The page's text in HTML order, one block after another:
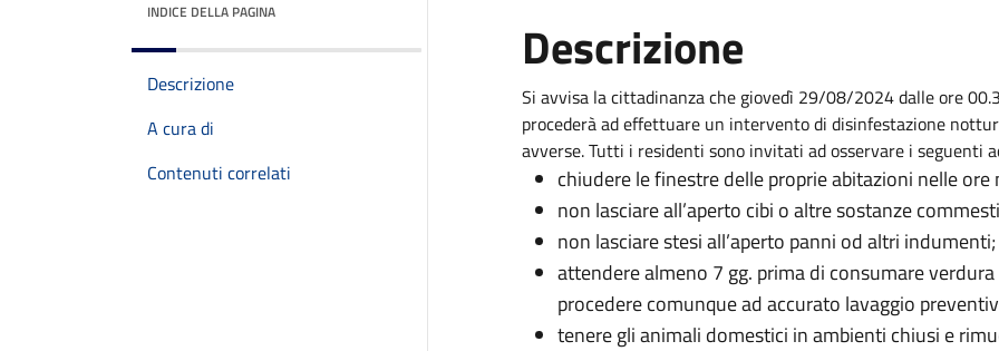
INDICE DELLA PAGINA
Descrizione
A cura di
Contenuti correlati
Descrizione
Si avvisa la cittadinanza che giovedì 29/08/2024 dalle ore
procederà ad effettuare un intervento di disinfestazione
avverse. Tutti i residenti sono invitati ad osservare i seguenti
chiudere le finestre delle proprie abitazioni nelle
non lasciare all’aperto cibi o altre sostanze
non lasciare stesi all’aperto panni od altri indumenti;
attendere almeno 7 gg. prima di consumare
procedere comunque ad accurato lavaggio
tenere gli animali domestici in ambienti chiusi e